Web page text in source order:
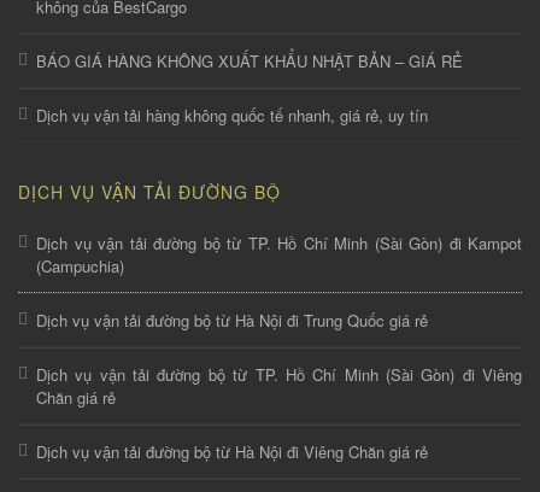
không của BestCargo
BÁO GIÁ HÀNG KHÔNG XUẤT KHẨU NHẬT BẢN – GIÁ RẺ
Dịch vụ vận tải hàng không quốc tế nhanh, giá rẻ, uy tín
DỊCH VỤ VẬN TẢI ĐƯỜNG BỘ
Dịch vụ vận tải đường bộ từ TP. Hồ Chí Minh (Sài Gòn) đi Kampot
(Campuchia)
Dịch vụ vận tải đường bộ từ Hà Nội đi Trung Quốc giá rẻ
Dịch vụ vận tải đường bộ từ TP. Hồ Chí Minh (Sài Gòn) đi Viêng
Chăn giá rẻ
Dịch vụ vận tải đường bộ từ Hà Nội đi Viêng Chăn giá rẻ